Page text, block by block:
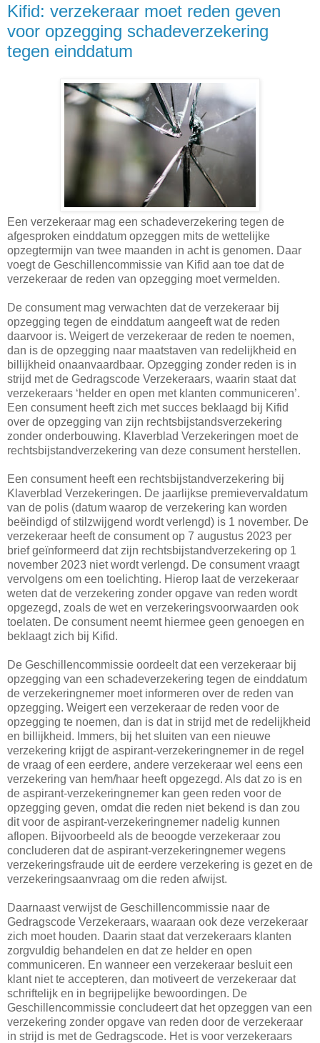
Kifid: verzekeraar moet reden geven
voor opzegging schadeverzekering
tegen einddatum
Een verzekeraar mag een schadeverzekering tegen de
afgesproken einddatum opzeggen mits de wettelijke
opzegtermijn van twee maanden in acht is genomen. Daar
voegt de Geschillencommissie van Kifid aan toe dat de
verzekeraar de reden van opzegging moet vermelden.
De consument mag verwachten dat de verzekeraar bij
opzegging tegen de einddatum aangeeft wat de reden
daarvoor is. Weigert de verzekeraar de reden te noemen,
dan is de opzegging naar maatstaven van redelijkheid en
billijkheid onaanvaardbaar. Opzegging zonder reden is in
strijd met de Gedragscode Verzekeraars, waarin staat dat
verzekeraars ‘helder en open met klanten communiceren’.
Een consument heeft zich met succes beklaagd bij Kifid
over de opzegging van zijn rechtsbijstandsverzekering
zonder onderbouwing. Klaverblad Verzekeringen moet de
rechtsbijstandverzekering van deze consument herstellen.
Een consument heeft een rechtsbijstandverzekering bij
Klaverblad Verzekeringen. De jaarlijkse premievervaldatum
van de polis (datum waarop de verzekering kan worden
beëindigd of stilzwijgend wordt verlengd) is 1 november. De
verzekeraar heeft de consument op 7 augustus 2023 per
brief geïnformeerd dat zijn rechtsbijstandverzekering op 1
november 2023 niet wordt verlengd. De consument vraagt
vervolgens om een toelichting. Hierop laat de verzekeraar
weten dat de verzekering zonder opgave van reden wordt
opgezegd, zoals de wet en verzekeringsvoorwaarden ook
toelaten. De consument neemt hiermee geen genoegen en
beklaagt zich bij Kifid.
De Geschillencommissie oordeelt dat een verzekeraar bij
opzegging van een schadeverzekering tegen de einddatum
de verzekeringnemer moet informeren over de reden van
opzegging. Weigert een verzekeraar de reden voor de
opzegging te noemen, dan is dat in strijd met de redelijkheid
en billijkheid. Immers, bij het sluiten van een nieuwe
verzekering krijgt de aspirant-verzekeringnemer in de regel
de vraag of een eerdere, andere verzekeraar wel eens een
verzekering van hem/haar heeft opgezegd. Als dat zo is en
de aspirant-verzekeringnemer kan geen reden voor de
opzegging geven, omdat die reden niet bekend is dan zou
dit voor de aspirant-verzekeringnemer nadelig kunnen
aflopen. Bijvoorbeeld als de beoogde verzekeraar zou
concluderen dat de aspirant-verzekeringnemer wegens
verzekeringsfraude uit de eerdere verzekering is gezet en de
verzekeringsaanvraag om die reden afwijst.
Daarnaast verwijst de Geschillencommissie naar de
Gedragscode Verzekeraars, waaraan ook deze verzekeraar
zich moet houden. Daarin staat dat verzekeraars klanten
zorgvuldig behandelen en dat ze helder en open
communiceren. En wanneer een verzekeraar besluit een
klant niet te accepteren, dan motiveert de verzekeraar dat
schriftelijk en in begrijpelijke bewoordingen. De
Geschillencommissie concludeert dat het opzeggen van een
verzekering zonder opgave van reden door de verzekeraar
in strijd is met de Gedragscode. Het is voor verzekeraars